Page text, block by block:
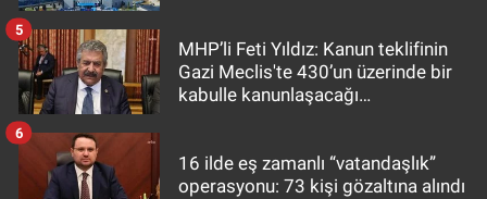
MHP’li Feti Yıldız: Kanun teklifinin
Gazi Meclis'te 430’un üzerinde bir
kabulle kanunlaşacağı
5
16 ilde eş zamanlı “vatandaşlık”
operasyonu: 73 kişi gözaltına alındı
6